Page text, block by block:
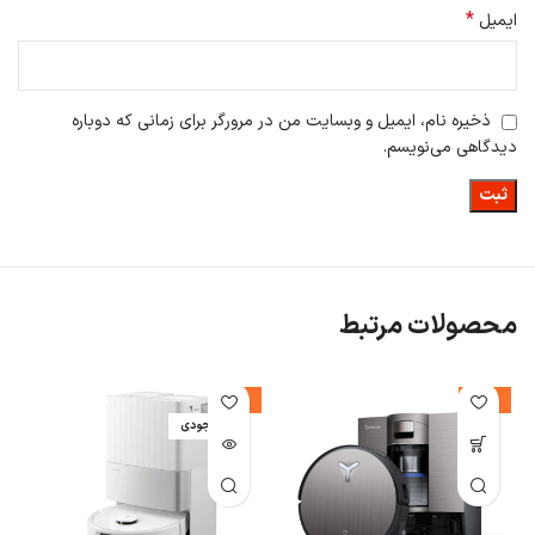
ایمیل *
ذخیره نام، ایمیل و وبسایت من در مرورگر برای زمانی که دوباره
دیدگاهی می‌نویسم.
محصولات مرتبط
-14%
-7%
اتمام موجودی